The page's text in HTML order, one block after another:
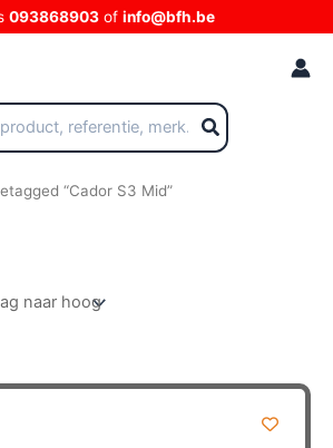
093868903 of info@bfh.be
“Cador S3 Mid”